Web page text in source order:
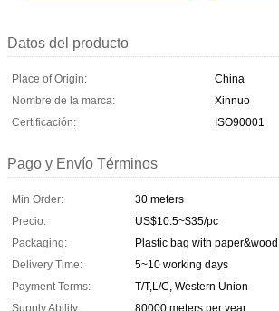
Datos del producto
Place of Origin:
China
Nombre de la marca:
Xinnuo
Certificación:
ISO90001
Pago y Envío Términos
Min Order:
30 meters
Precio:
US$10.5~$35/pc
Packaging:
Plastic bag with
Delivery Time:
5~10 working days
Payment Terms:
T/T,L/C, Western Union
Supply Ability:
80000 meters per year